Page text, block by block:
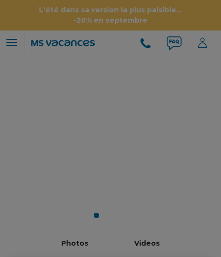
L'été dans sa version la plus paisible...
-20% en septembre
Photos Videos